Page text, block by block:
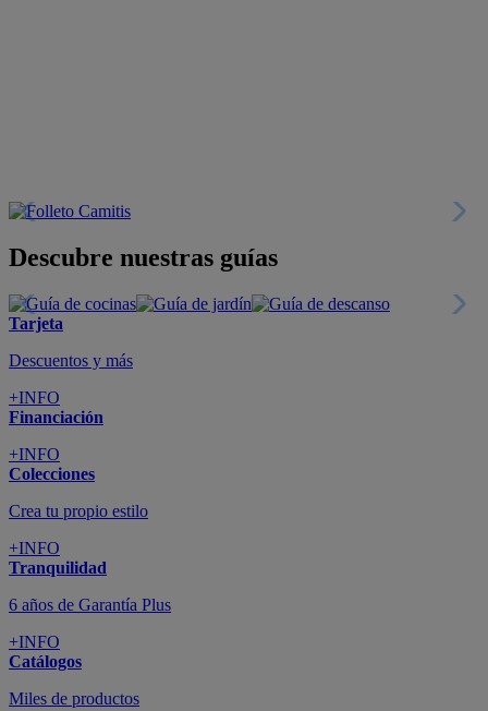
Descubre nuestras guías
Tarjeta
Descuentos y más
+INFO
Financiación
+INFO
Colecciones
Crea tu propio estilo
+INFO
Tranquilidad
6 años de Garantía Plus
+INFO
Catálogos
Miles de productos